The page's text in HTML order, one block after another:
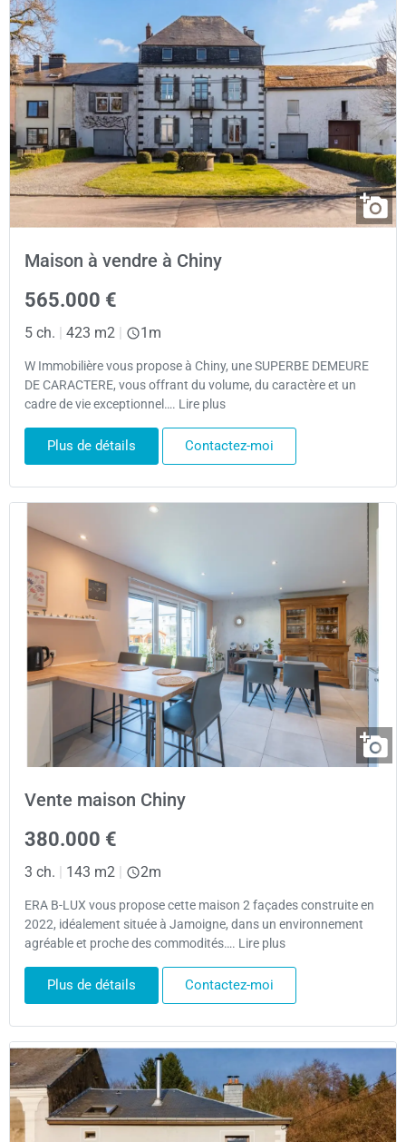
Maison à vendre à Chiny
565.000 €
5 ch. | 423 m2 | 1m
W Immobilière vous propose à Chiny, une SUPERBE DEMEURE
DE CARACTERE, vous offrant du volume, du caractère et un
cadre de vie exceptionnel…. Lire plus
Plus de détails Contactez-moi
Vente maison Chiny
380.000 €
3 ch. | 143 m2 | 2m
ERA B-LUX vous propose cette maison 2 façades construite en
2022, idéalement située à Jamoigne, dans un environnement
agréable et proche des commodités…. Lire plus
Plus de détails Contactez-moi